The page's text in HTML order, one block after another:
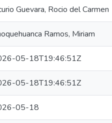
Guevara, Rocio del Carmen
Ramos, Miriam
05-18T19:46:51Z
05-18T19:46:51Z
05-18